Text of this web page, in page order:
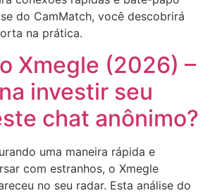
do CamMatch, você descobrirá
na prática.
Xmegle (2026) –
investir seu
chat anônimo?
uma maneira rápida e
com estranhos, o Xmegle
no seu radar. Esta análise do